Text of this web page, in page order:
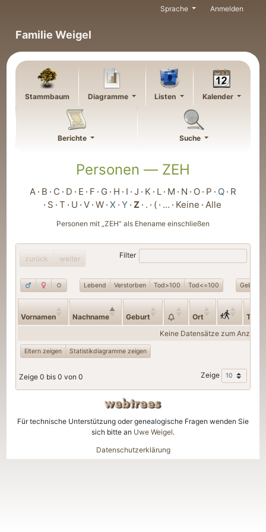
Familie Weigel
Sprache Anmelden
Stammbaum Diagramme Listen Kalender
Berichte Suche
Personen — ZEH
A B C D E F G H I J K L M N O P Q R
S T U V W X Y Z . ( … Keine Alle
Personen mit „ZEH“ als Ehename einschließen
zurück weiter Filter
Lebend Verstorben Tod>100 Tod<=100
Vornamen Nachname Geburt Ort
Tod
Keine Datensätze zum
Eltern zeigen Statistikdiagramme zeigen
Zeige 0 bis 0 von 0 Zeige
Für technische Unterstützung oder genealogische Fragen wenden Sie
sich bitte an Uwe Weigel.
Datenschutzerklärung